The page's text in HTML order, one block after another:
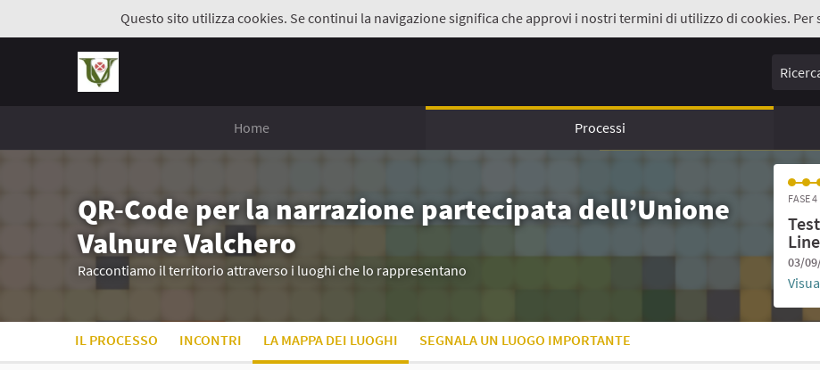
Questo sito utilizza cookies. Se continui la navigazione significa che approvi i nostri termini di utilizzo di cookies. Per
Ricerca
Home Processi
QR-Code per la narrazione partecipata dell’Unione
Valnure Valchero
Raccontiamo il territorio attraverso i luoghi che lo rappresentano
FASE 4
03/
IL PROCESSO INCONTRI LA MAPPA DEI LUOGHI SEGNALA UN LUOGO IMPORTANTE